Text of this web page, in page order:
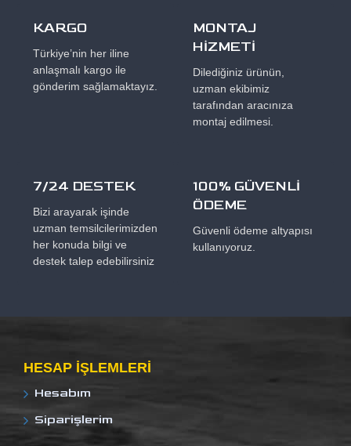
KARGO
Türkiye’nin her iline
anlaşmalı kargo ile
gönderim sağlamaktayız.
MONTAJ
HİZMETİ
Dilediğiniz ürünün,
uzman ekibimiz
tarafından aracınıza
montaj edilmesi.
7/24 DESTEK
Bizi arayarak işinde
uzman temsilcilerimizden
her konuda bilgi ve
destek talep edebilirsiniz
100% GÜVENLİ
ÖDEME
Güvenli ödeme altyapısı
kullanıyoruz.
HESAP IŞLEMLERI
Hesabım
Siparişlerim